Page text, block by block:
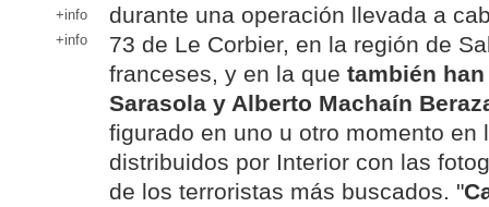
+info
+info
durante una operación llevada a
73 de Le Corbier, en la región de
franceses, y en la que también
Sarasola y Alberto Machaín
figurado en uno u otro momento en
distribuidos por Interior con las
de los terroristas más buscados. "